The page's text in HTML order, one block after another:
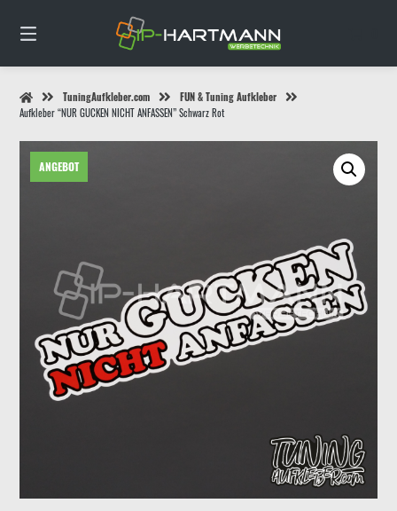
Inhalt
TuningAufkleber.com
FUN & Tuning Aufkleber
Aufkleber “NUR GUCKEN NICHT ANFASSEN” Schwarz Rot
ANGEBOT